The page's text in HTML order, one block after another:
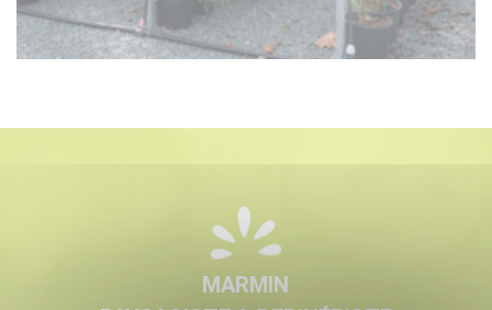
MARMIN